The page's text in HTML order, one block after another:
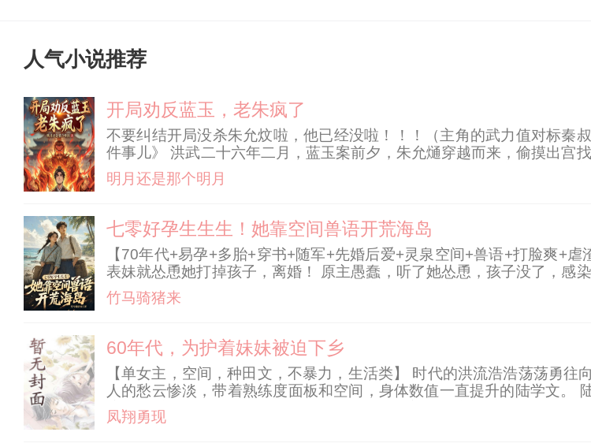
人气小说推荐
开局劝反蓝玉，老朱疯了
不要纠结开局没杀朱允炆啦，他已经没啦！！！（主角的武力值对标秦
件事儿》 洪武二十六年二月，蓝玉案前夕，朱允熥穿越而来，偷摸出宫
然混蛋，但我忠心耿耿啊！ 朱允熥：忠个屁，老登说杀你全家就杀你全
城里只有八百心腹。 朱允熥：八百就八百！
明月还是那个明月
七零好孕生生生！她靠空间兽语开荒海岛
【70年代+易孕+多胎+穿书+随军+先婚后爱+灵泉空间+兽语+打脸爽+
表妹就怂恿她打掉孩子，离婚！ 原主愚蠢，听了她怂恿，孩子没了，感
不可能，这军婚她随定了！ 司笙怀揣三宝，抱紧男主大腿进岛。 贫困
岛的苦，
竹马骑猪来
60年代，为护着妹妹被迫下乡
【单女主，空间，种田文，不暴力，生活类】 时代的洪流浩浩荡荡勇
人的愁云惨淡，带着熟练度面板和空间，身体数值一直提升的陆学文
[普通健康成年人，10点。】 精神力；50点【普通健康成年人，10点】
师入门，
凤翔勇现